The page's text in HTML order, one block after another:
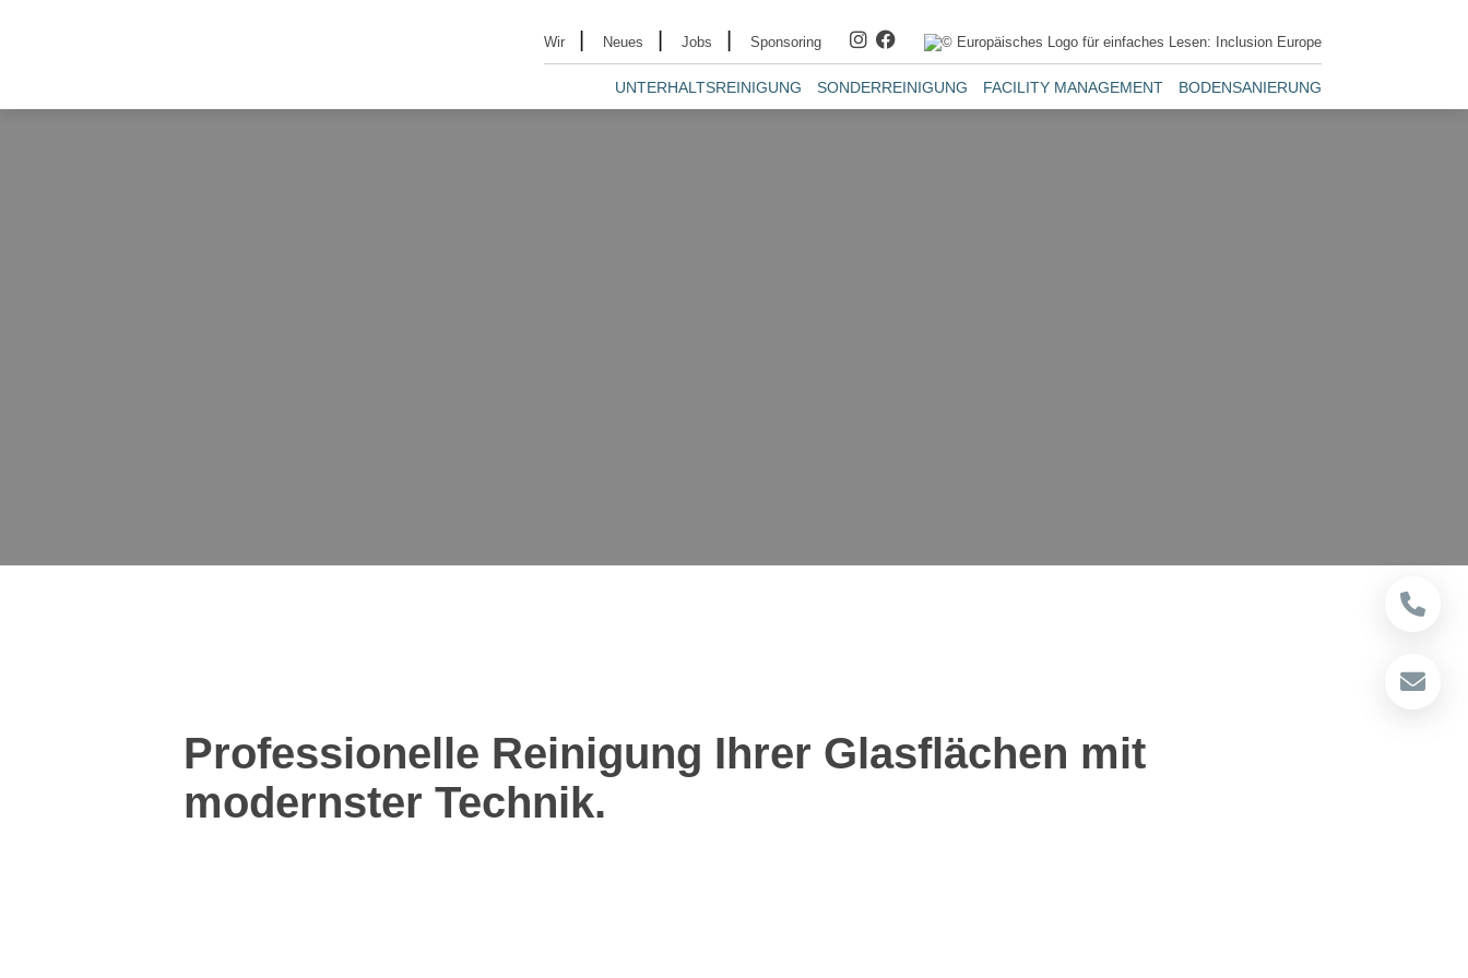
Wir Neues Jobs Sponsoring
UNTERHALTSREINIGUNG SONDERREINIGUNG FACILITY MANAGEMENT BODENSANIERUNG
Professionelle Reinigung Ihrer Glasflächen mit
modernster Technik.